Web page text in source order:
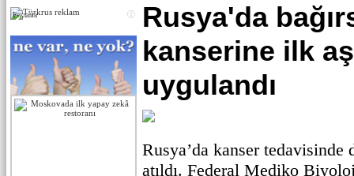
Реклама
Rusya'da
kanserine ilk
uygulandı
Rusya’da kanser tedavisinde
atıldı. Federal Mediko